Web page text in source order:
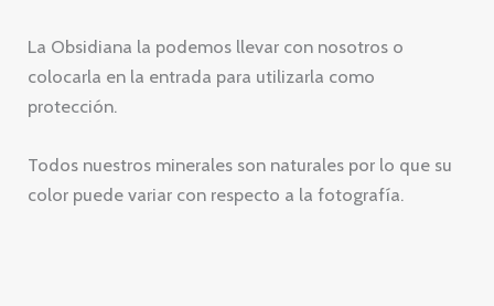
La Obsidiana la podemos llevar con nosotros o
colocarla en la entrada para utilizarla como
protección.
Todos nuestros minerales son naturales por lo que su
color puede variar con respecto a la fotografía.